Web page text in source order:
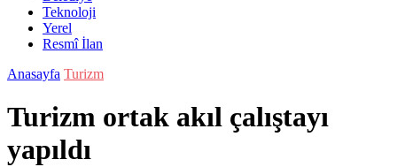
Teknoloji
Yerel
Resmî İlan
Anasayfa Turizm
Turizm ortak akıl çalıştayı
yapıldı